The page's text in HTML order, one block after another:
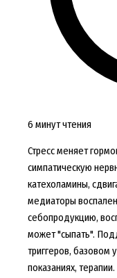
6 минут чтения
Стресс меняет
симпатическую
катехоламины,
медиаторы
себопродукцию,
может "сыпать".
триггеров, базовом
показаниях, терапии.